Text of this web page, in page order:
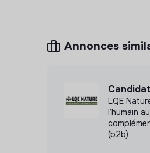
Annonces
LQE
l’humain
(b2b)